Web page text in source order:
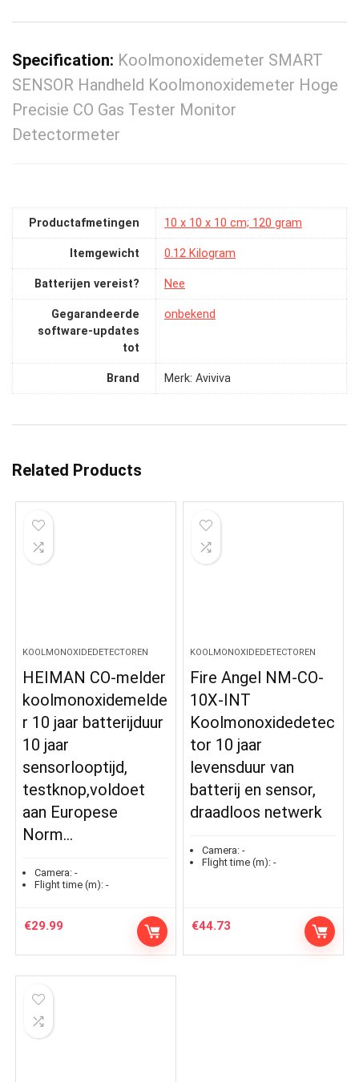
Specification: Koolmonoxidemeter SMART
SENSOR Handheld Koolmonoxidemeter Hoge
Precisie CO Gas Tester Monitor
Detectormeter
Productafmetingen ‎10 x 10 x 10 cm; 120 gram
Itemgewicht ‎0.12 Kilogram
Batterijen vereist? ‎Nee
Gegarandeerde
software-updates
tot
‎onbekend
Brand Merk: Aviviva
Related Products
KOOLMONOXIDEDETECTOREN
HEIMAN CO-melder
koolmonoxidemelde
r 10 jaar batterijduur
10 jaar
sensorlooptijd,
testknop,voldoet
aan Europese
Norm…
Camera: -
Flight time (m): -
€29.99
KOOLMONOXIDEDETECTOREN
Fire Angel NM-CO-
10X-INT
Koolmonoxidedetec
tor 10 jaar
levensduur van
batterij en sensor,
draadloos netwerk
Camera: -
Flight time (m): -
€44.73